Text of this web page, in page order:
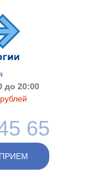
до 20:00
65